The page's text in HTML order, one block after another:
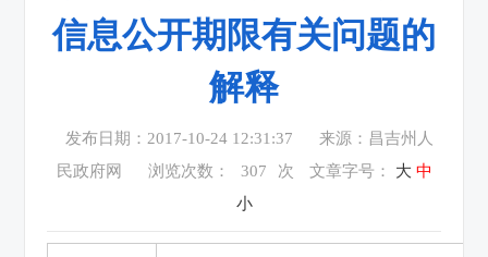
信息公开期限有关问题的
解释
发布日期：2017-10-24 12:31:37
来源：昌吉州人
民政府网
浏览次数： 307 次 文章字号： 大 中
小